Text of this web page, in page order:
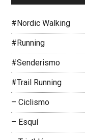
#Nordic Walking
#Running
#Senderismo
#Trail Running
– Ciclismo
– Esquí